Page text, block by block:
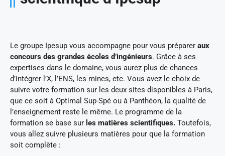
Le groupe Ipesup vous accompagne pour vous préparer aux
concours des grandes écoles d’ingénieurs. Grâce à ses
expertises dans le domaine, vous aurez plus de chances
d’intégrer l’X, l’ENS, les mines, etc. Vous avez le choix de
suivre votre formation sur les deux sites disponibles à Paris,
que ce soit à Optimal Sup-Spé ou à Panthéon, la qualité de
l’enseignement reste le même. Le programme de la
formation se base sur les matières scientifiques. Toutefois,
vous allez suivre plusieurs matières pour que la formation
soit complète :